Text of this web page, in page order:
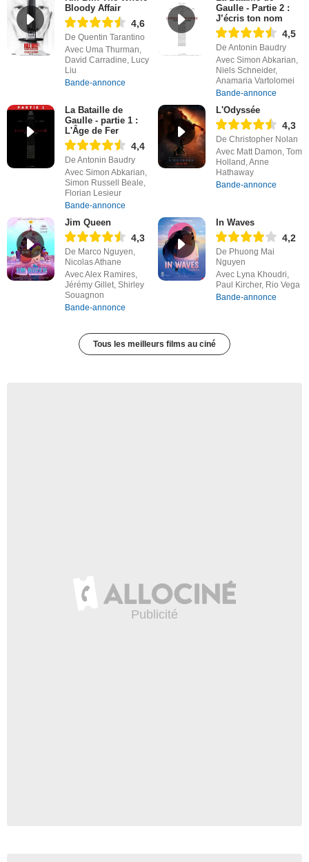
Bloody Affair
4,6
De Quentin Tarantino
Avec Uma Thurman,
David Carradine, Lucy
Liu
Bande-annonce
Gaulle - Partie 2 :
J’écris ton nom
4,5
De Antonin Baudry
Avec Simon Abkarian,
Niels Schneider,
Anamaria Vartolomei
Bande-annonce
La Bataille de
Gaulle - partie 1 :
L'Âge de Fer
4,4
De Antonin Baudry
Avec Simon Abkarian,
Simon Russell Beale,
Florian Lesieur
Bande-annonce
L'Odyssée
4,3
De Christopher Nolan
Avec Matt Damon, Tom
Holland, Anne
Hathaway
Bande-annonce
Jim Queen
4,3
De Marco Nguyen,
Nicolas Athane
Avec Alex Ramires,
Jérémy Gillet, Shirley
Souagnon
Bande-annonce
In Waves
4,2
De Phuong Mai
Nguyen
Avec Lyna Khoudri,
Paul Kircher, Rio Vega
Bande-annonce
Tous les meilleurs films au ciné